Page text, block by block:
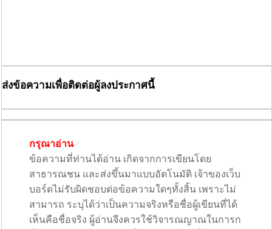
ส่งข้อความเพื่อติดต่อผู้ลงประกาศนี้
กรุณาอ่าน
ข้อความที่ท่านได้อ่าน เกิดจากการเขียนโดย
สาธารณชน และส่งขึ้นมาแบบอัตโนมัติ เจ้าของเว็บ
บอร์ดไม่รับผิดชอบต่อข้อความใดๆทั้งสิ้น เพราะไม่
สามารถ ระบุได้ว่าเป็นความจริงหรือชื่อผู้เขียนที่ได้
เห็นคือชื่อจริง ผู้อ่านจึงควรใช้วิจารณญาณในการก